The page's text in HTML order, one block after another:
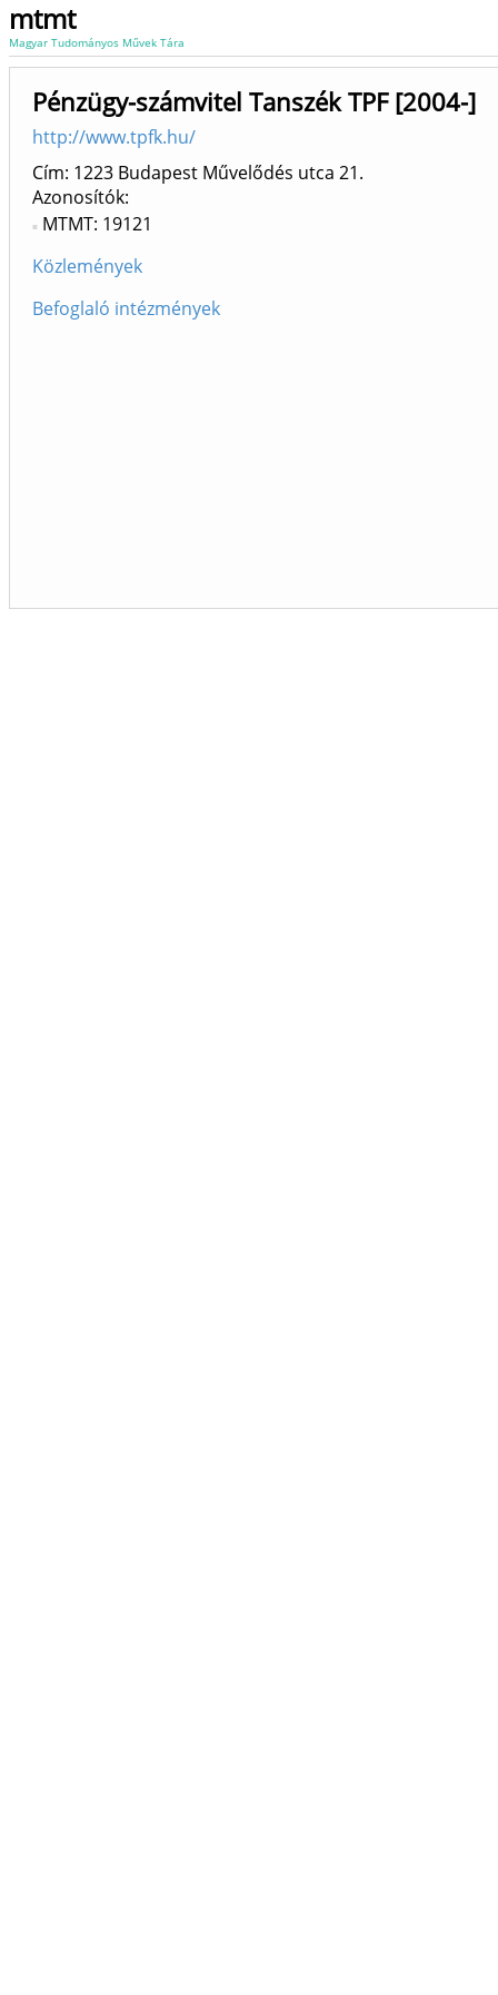
mtmt
Magyar Tudományos Művek Tára
Pénzügy-számvitel Tanszék TPF [2004-]
http://www.tpfk.hu/
Cím: 1223 Budapest Művelődés utca 21.
Azonosítók
MTMT: 19121
Közlemények
Befoglaló intézmények